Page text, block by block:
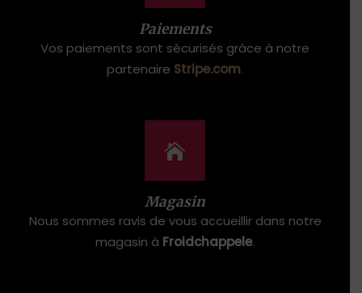
Paiements
Vos paiements sont sécurisés grâce à notre
partenaire Stripe.com.
Magasin
Nous sommes ravis de vous accueillir dans notre
magasin à Froidchappele.